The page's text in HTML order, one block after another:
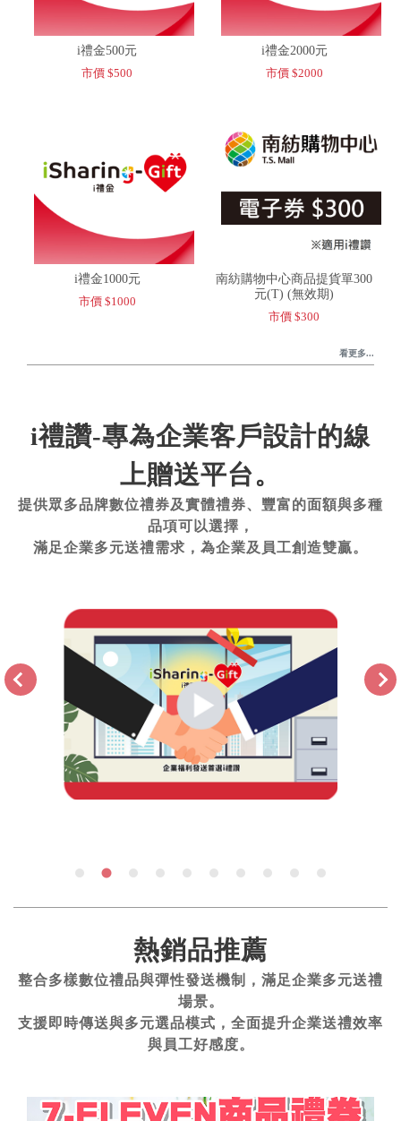
i禮金500元
市價 $500
i禮金2000元
市價 $2000
i禮金1000元
市價 $1000
南紡購物中心商品提貨單300
元(T) (無效期)
市價 $300
看更多...
i禮讚-專為企業客戶設計的線
上贈送平台。
提供眾多品牌數位禮券及實體禮券、豐富的面額與多種
品項可以選擇，
滿足企業多元送禮需求，為企業及員工創造雙贏。
熱銷品推薦
整合多樣數位禮品與彈性發送機制，滿足企業多元送禮
場景。
支援即時傳送與多元選品模式，全面提升企業送禮效率
與員工好感度。